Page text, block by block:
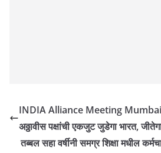
INDIA Alliance Meeting Mumbai
अठ्ठावीस पक्षांची एकजुट जुडेगा भारत,
तब्बल सहा वर्षीनी समग्र शिक्षा मधील